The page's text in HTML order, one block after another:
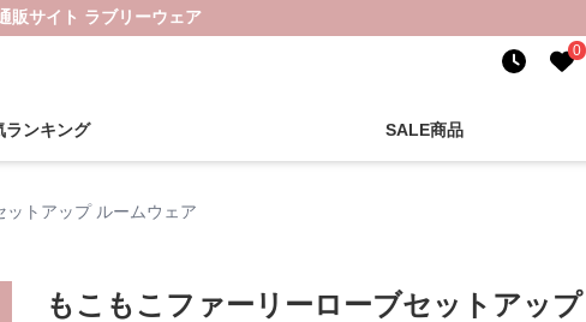
販サイト ラブリーウェア
0
ランキング SALE商品
ットアップ ルームウェア
もこもこファーリーローブセットアッ